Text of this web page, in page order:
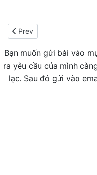
Previous article: Đỗ Văn
Prev
Bạn muốn gửi bài vào
ra yêu cầu của mình
lạc. Sau đó gửi vào